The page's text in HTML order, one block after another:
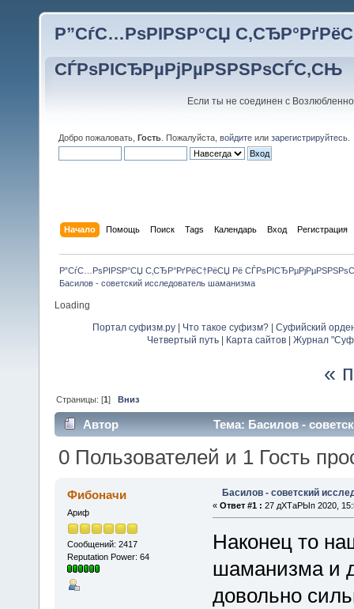
Р”СѓС…РѕРІРЅР°СЏ
СЃРѕРІСЂРµРјРµРЅРЅРѕСЃС‚СЊ
Если ты не соединен с
Добро пожаловать, Гость . Пожалуйста, войдите или зарегистрируйтесь
Начало Помощь Поиск Tags Календарь Вход Регистрация
Р”СѓС…РѕРІРЅР°СЏ С‚СЂР°РґРёС†РёСЏ Рё
Басилов - советский исследователь шаманизма
Loading
Портал суфизм.ру Что такое суфизм?
Суфийский
Четвертый путь| Карта сайтов| Журнал
«
Страницы: [1] Вниз
Автор Тема: Басилов -
0 Пользователей и 1 Гость
Фибоначи
Ариф
Сообщений: 2417
Reputation Power: 64
Басилов - советский
« Ответ #1 : 27 дХТаРЫп 2020,
Наконец то
шаманизма и
довольно